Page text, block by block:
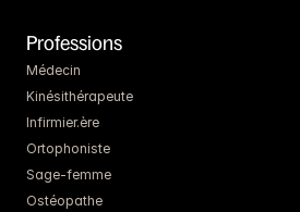
Professions
Médecin
Kinésithérapeute
Infirmier.ère
Ortophoniste
Sage-femme
Ostéopathe